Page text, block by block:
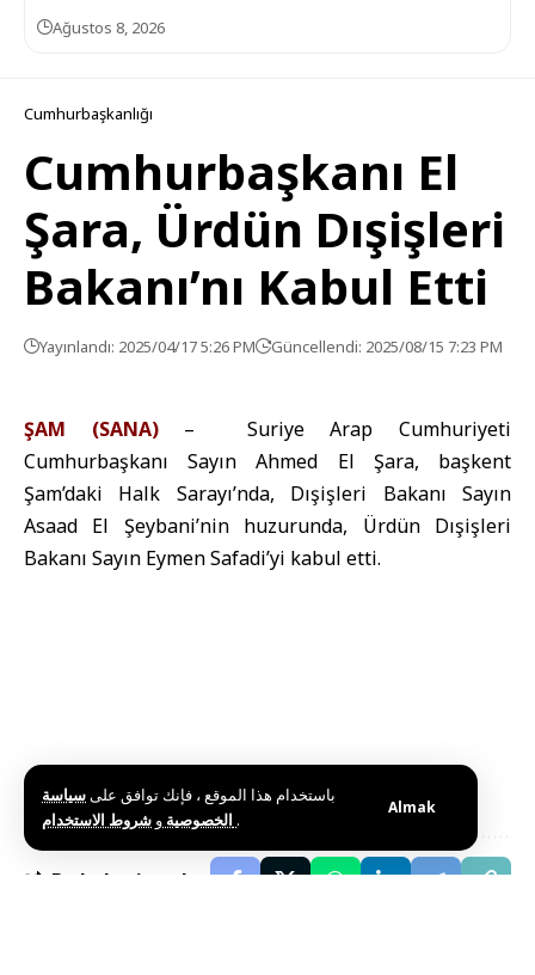
باستخدام هذا الموقع ، فإنك توافق علىسياسة
الخصوصية و .
Almak
Ağustos 8, 2026
Cumhurbaşkanlığı
Cumhurbaşkanı El
Şara, Ürdün Dışişleri
Bakanı’nı Kabul Etti
Yayınlandı: 2025/04/17 5:26 PM Güncellendi: 2025/08/15 7:23 PM
ŞAM (SANA)
– Suriye Arap Cumhuriyeti
Cumhurbaşkanı Sayın Ahmed El Şara, başkent
Şam’daki Halk Sarayı’nda, Dışişleri Bakanı Sayın
Asaad El Şeybani’nin huzurunda, Ürdün Dışişleri
Bakanı Sayın Eymen Safadi’yi kabul etti.
Bu haberi paylaş